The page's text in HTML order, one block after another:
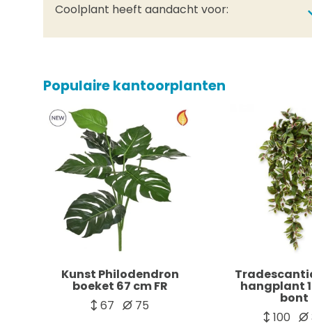
Coolplant heeft aandacht voor:
Populaire kantoorplanten
Kunst Philodendron
boeket 67 cm FR
67
75
hangplant
bont
100